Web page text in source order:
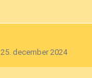
25. december 2024